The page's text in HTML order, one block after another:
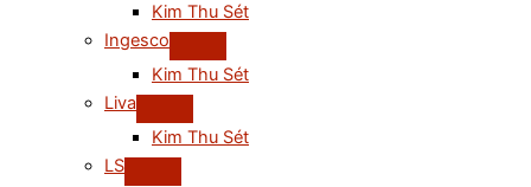
Kim Thu Sét
Ingesco
Kim Thu Sét
Liva
Kim Thu Sét
LS